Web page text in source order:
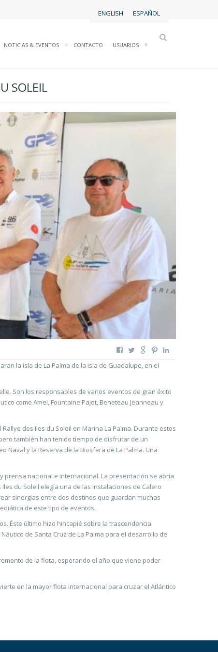
ENGLISH ESPAÑOL
NOTICIAS & EVENTOS CONTACTO USUARIOS
SOLEIL
la isla de La Palma de la isla de Guadalupe, en el
Son los responsables de varios eventos de gran éxito
como Amel, Fountaine Pajot, Beneteau Jeanneau y
des Iles du Soleil en Marina La Palma. Durante estos
también han tenido tiempo de disfrutar de un
Naval y la Reserva de la Biosfera de La Palma. Una
nacional e internacional. La presentación se abría
du Soleil elegía una de las instalaciones de Calero
sinergias entre dos destinos que guardan muchas
de este tipo de eventos.
Éste último hizo hincapié sobre la trascendencia
de Santa Cruz de La Palma para el desarrollo de
de la flota, esperando el año que viene poder
en la mayor flota internacional para cruzar el Atlántico